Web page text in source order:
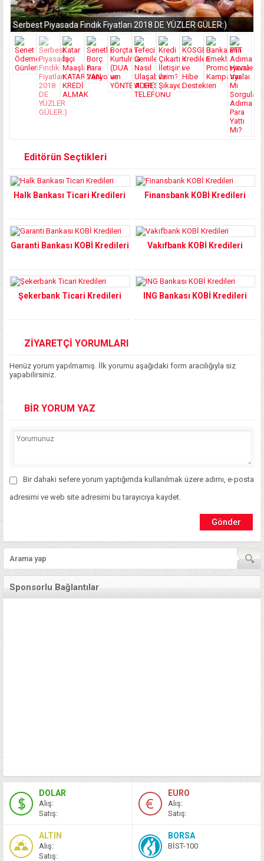
Serbest Piyasada Fındık Fiyatları 2018 DE YÜZLER GÜLER:)
Editörün Seçtikleri
Halk Bankası Ticari Kredileri Finansbank KOBİ Kredileri
Garanti Bankası KOBİ Kredileri Vakıfbank KOBİ Kredileri
Şekerbank Ticari Kredileri ING Bankası KOBİ Kredileri
ZİYARETÇİ YORUMLARI
Henüz yorum yapılmamış. İlk yorumu aşağıdaki form aracılığıyla siz
yapabilirsiniz.
BİR YORUM YAZ
Bir dahaki sefere yorum yaptığımda kullanılmak üzere adımı, e-posta
adresimi ve web site adresimi bu tarayıcıya kaydet.
Sponsorlu Bağlantılar
DOLAR
Alış:
Satış:
EURO
Alış:
Satış:
ALTIN
Alış:
Satış:
BORSA
BİST-100